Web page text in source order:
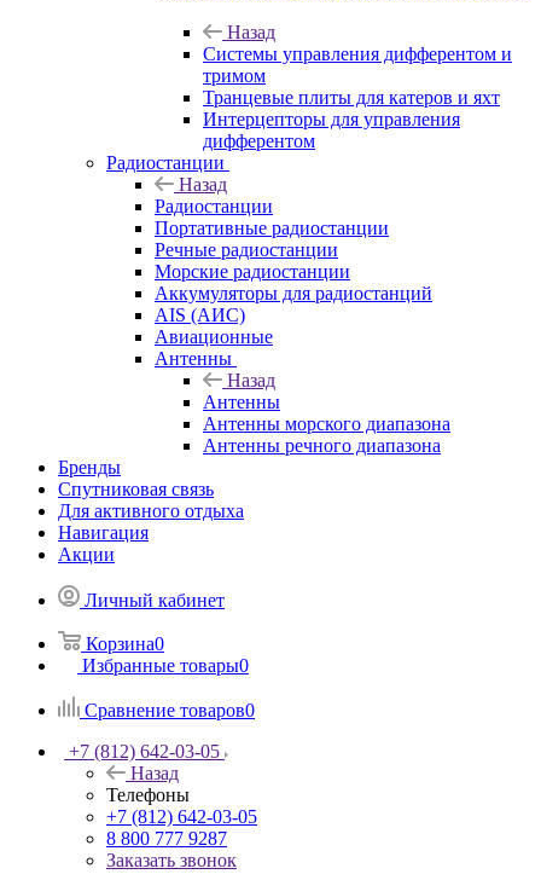
Назад
Системы управления дифферентом и
тримом
Транцевые плиты для катеров и яхт
Интерцепторы для управления
дифферентом
Радиостанции
Назад
Радиостанции
Портативные радиостанции
Речные радиостанции
Морские радиостанции
Аккумуляторы для радиостанций
AIS (АИС)
Авиационные
Антенны
Назад
Антенны
Антенны морского диапазона
Антенны речного диапазона
Бренды
Спутниковая связь
Для активного отдыха
Навигация
Акции
Личный кабинет
Корзина0
Избранные товары0
Сравнение товаров0
+7 (812) 642-03-05
Назад
Телефоны
+7 (812) 642-03-05
8 800 777 9287
Заказать звонок